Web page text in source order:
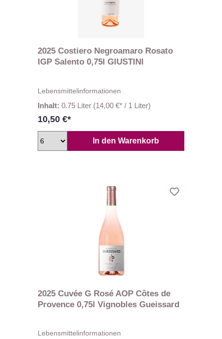
2025 Costiero Negroamaro Rosato
IGP Salento 0,75l GIUSTINI
Lebensmittelinformationen
Inhalt: 0.75 Liter (14,00 €* / 1 Liter)
10,50 €*
In den Warenkorb
2025 Cuvée G Rosé AOP Côtes de
Provence 0,75l Vignobles Gueissard
Lebensmittelinformationen